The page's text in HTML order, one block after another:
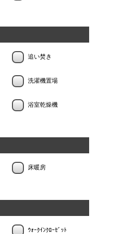
追い焚き
洗濯機置場
浴室乾燥機
床暖房
ｳｫｰｸｲﾝｸﾛｰｾﾞｯﾄ